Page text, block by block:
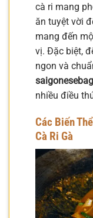
cà ri mang
ăn tuyệt vời
mang đến
vị. Đặc biệt,
ngon và
nhiều điều
Các Biến
Cà Ri Gà